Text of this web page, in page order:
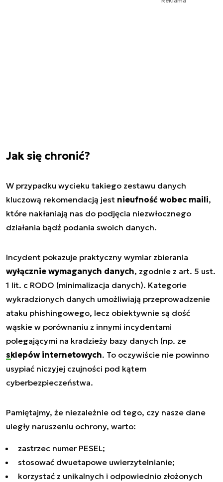
Jak się chronić?
W przypadku wycieku takiego zestawu danych
kluczową rekomendacją jest nieufność wobec maili,
które nakłaniają nas do podjęcia niezwłocznego
działania bądź podania swoich danych.
Incydent pokazuje praktyczny wymiar zbierania
wyłącznie wymaganych danych, zgodnie z art. 5 ust.
1 lit. c RODO (minimalizacja danych). Kategorie
wykradzionych danych umożliwiają przeprowadzenie
ataku phishingowego, lecz obiektywnie są dość
wąskie w porównaniu z innymi incydentami
polegającymi na kradzieży bazy danych (np. ze
sklepów internetowych. To oczywiście nie powinno
usypiać niczyjej czujności pod kątem
cyberbezpieczeństwa.
Pamiętajmy, że niezależnie od tego, czy nasze dane
uległy naruszeniu ochrony, warto:
zastrzec numer PESEL;
stosować dwuetapowe uwierzytelnianie;
korzystać z unikalnych i odpowiednio złożonych